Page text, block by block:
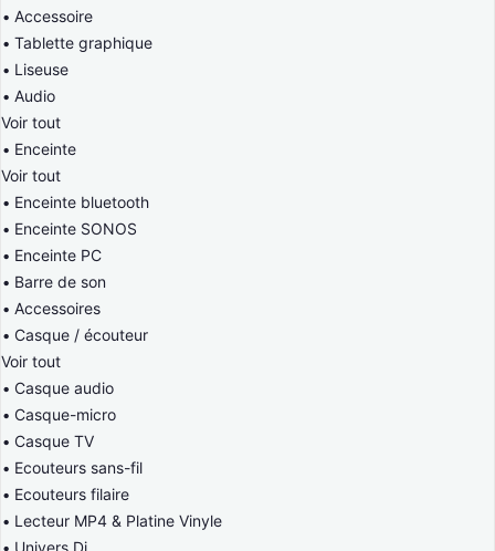
Accessoire
Tablette graphique
Liseuse
Audio
Voir tout
Enceinte
Voir tout
Enceinte bluetooth
Enceinte SONOS
Enceinte PC
Barre de son
Accessoires
Casque / écouteur
Voir tout
Casque audio
Casque-micro
Casque TV
Ecouteurs sans-fil
Ecouteurs filaire
Lecteur MP4 & Platine Vinyle
Univers Dj